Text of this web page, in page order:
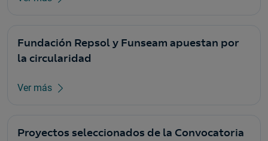
Fundación Repsol y Funseam apuestan por
la circularidad
Ver más
Proyectos seleccionados de la Convocatoria